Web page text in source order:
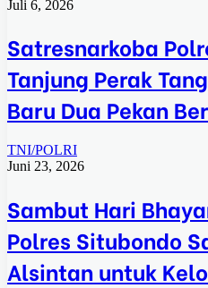
Juli 6, 2026
Satresnarkoba
Tanjung Perak
Baru Dua Pekan
TNI/POLRI
Juni 23, 2026
Sambut Hari
Polres Situbondo
Alsintan untuk